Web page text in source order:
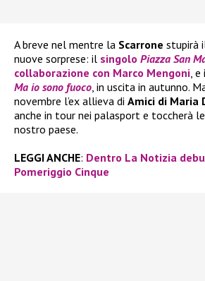
A breve nel mentre la Scarrone stupirà
nuove sorprese: il singolo Piazza San
collaborazione con Marco Mengoni, e
Ma io sono fuoco, in uscita in autunno.
novembre l’ex allieva di Amici di Maria
anche in tour nei palasport e toccherà
nostro paese.
LEGGI ANCHE: Dentro La Notizia
Pomeriggio Cinque